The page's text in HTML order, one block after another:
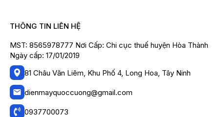
THÔNG TIN LIÊN HỆ
MST: 8565978777 Nơi Cấp: Chi cục thuế huyện Hòa Thành
Ngày cấp: 17/01/2019
81 Châu Văn Liêm, Khu Phố 4, Long Hoa, Tây Ninh
dienmayquoccuong@gmail.com
0937700073